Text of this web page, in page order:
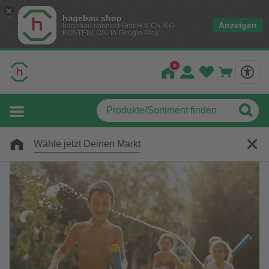
hagebau shop
hagebau connect GmbH & Co. KG
KOSTENLOS- In Google Play
Anzeigen
Wähle jetzt Deinen Markt